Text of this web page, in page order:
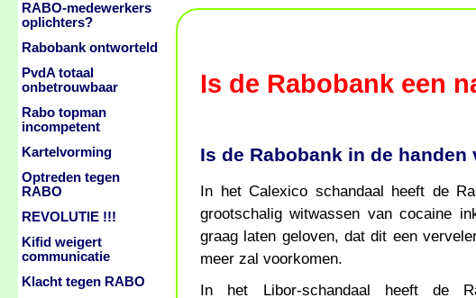
Is de Rabobank een
Is de Rabobank in de
In het Calexico schandaal heeft de
grootschalig witwassen van cocaine
graag laten geloven, dat dit een
meer zal voorkomen.
In het Libor-schandaal heeft de
RABO-medewerkers
oplichters?
Rabobank ontworteld
PvdA totaal
onbetrouwbaar
Rabo topman
incompetent
Kartelvorming
Optreden tegen
RABO
REVOLUTIE !!!
Kifid weigert
communicatie
Klacht tegen RABO